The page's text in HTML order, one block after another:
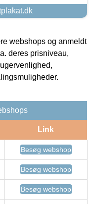
webshops og anmeldt
deres prisniveau,
Link
Besøg webshop
Besøg webshop
Besøg webshop